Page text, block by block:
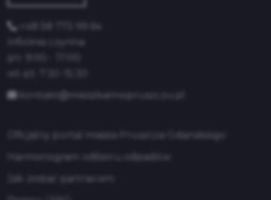
+48 58 775 99 64
Infolinia czynna:
kontakt@mieszkamwpruszczu.pl
Oficjalny portal miasta Pruszcza Gdańskiego
Harmonogram odbioru odpadów
Jak zostać partnerem